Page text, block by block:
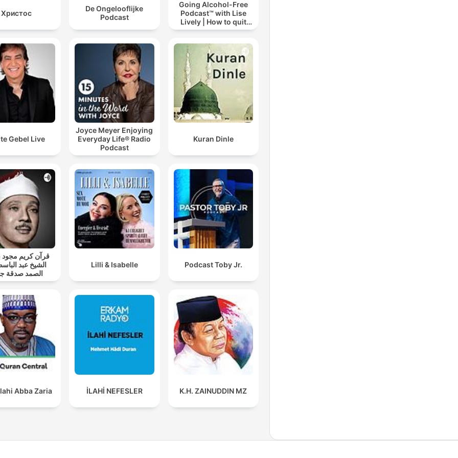
Христос
De Ongelooflijke
Podcast
Going Alcohol-Free
Podcast™ with Lise
Lively | How to quit
drinking alcohol
Gebel Live
Joyce Meyer Enjoying
Everyday Life® Radio
Podcast
Kuran Dinle
قرآن كريم
الشيخ عبد
الصمد صدقة
Lilli & Isabelle Podcast Toby Jr.
Abba Zaria İLAHİ NEFESLER K.H. ZAINUDDIN MZ